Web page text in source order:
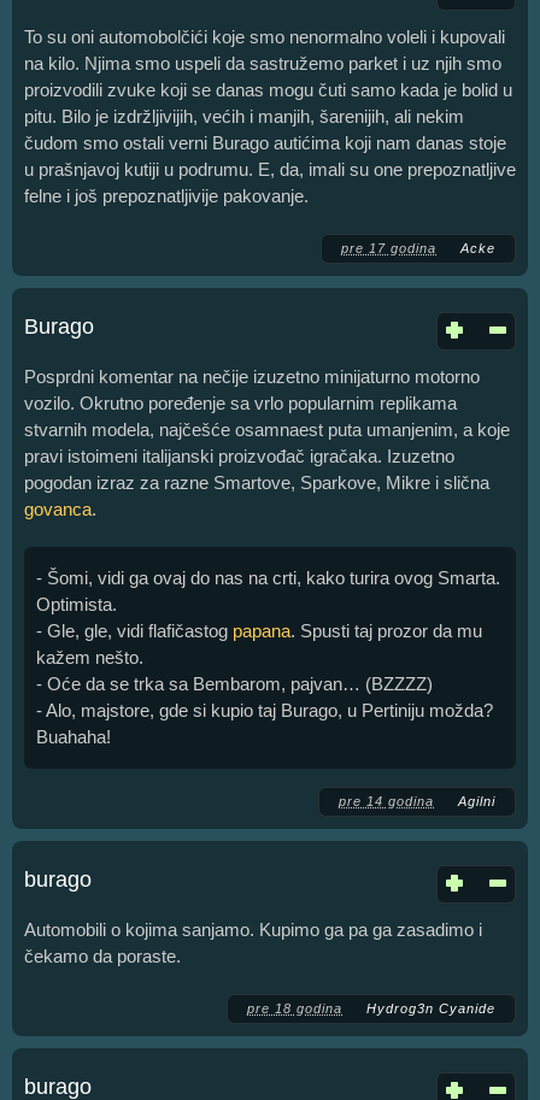
To su oni automobolčići koje smo nenormalno voleli i kupovali
na kilo. Njima smo uspeli da sastružemo parket i uz njih smo
proizvodili zvuke koji se danas mogu čuti samo kada je bolid u
pitu. Bilo je izdržljivijih, većih i manjih, šarenijih, ali nekim
čudom smo ostali verni Burago autićima koji nam danas stoje
u prašnjavoj kutiji u podrumu. E, da, imali su one prepoznatljive
felne i još prepoznatljivije pakovanje.
pre 17 godina Acke
Burago
Posprdni komentar na nečije izuzetno minijaturno motorno
vozilo. Okrutno poređenje sa vrlo popularnim replikama
stvarnih modela, najčešće osamnaest puta umanjenim, a koje
pravi istoimeni italijanski proizvođač igračaka. Izuzetno
pogodan izraz za razne Smartove, Sparkove, Mikre i slična
govanca.
- Šomi, vidi ga ovaj do nas na crti, kako turira ovog Smarta.
Optimista.
- Gle, gle, vidi flafičastog papana. Spusti taj prozor da mu
kažem nešto.
- Oće da se trka sa Bembarom, pajvan… (BZZZZ)
- Alo, majstore, gde si kupio taj Burago, u Pertiniju možda?
Buahaha!
pre 14 godina Agilni
burago
Automobili o kojima sanjamo. Kupimo ga pa ga zasadimo i
čekamo da poraste.
pre 18 godina Hydrog3n Cyanide
burago